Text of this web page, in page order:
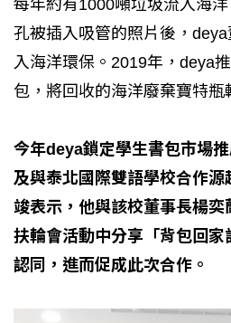
每年約有1000噸垃圾流入海
孔被插入吸管的照片後，
入海洋環保。2019年，deya
包，將回收的海洋廢棄寶特瓶
今年deya鎖定學生書包市場
及與泰北國際雙語學校合作
竣表示，他與該校董事長楊奕
扶輪會活動中分享「背包回
認同，進而促成此次合作。